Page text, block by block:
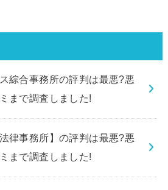
綜合事務所の評判は最悪?悪
まで調査しました!
律事務所】の評判は最悪?悪
まで調査しました!